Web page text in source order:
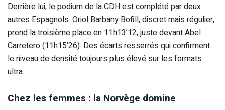
Derrière lui, le podium de la CDH est complété par deux
autres Espagnols. Oriol Barbany Bofill, discret mais régulier,
prend la troisième place en 11h13’12, juste devant Abel
Carretero (11h15’26). Des écarts resserrés qui confirment
le niveau de densité toujours plus élevé sur les formats
ultra.
Chez les femmes : la Norvège domine